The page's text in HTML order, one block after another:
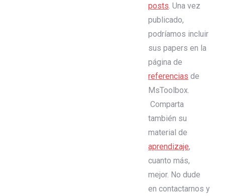
posts . Una vez
publicado,
podríamos incluir
sus papers en la
página de
referencias de
MsToolbox.
Comparta
también su
material de
aprendizaje,
cuanto más,
mejor. No dude
en contactarnos y